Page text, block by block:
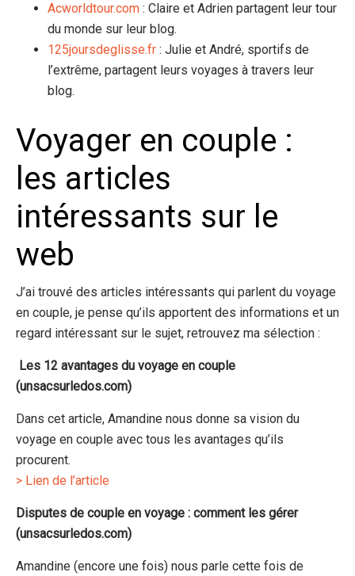
Acworldtour.com : Claire et Adrien partagent leur tour
du monde sur leur blog.
125joursdeglisse.fr : Julie et André, sportifs de
l’extrême, partagent leurs voyages à travers leur
blog.
Voyager en couple :
les articles
intéressants sur le
web
J’ai trouvé des articles intéressants qui parlent du voyage
en couple, je pense qu’ils apportent des informations et un
regard intéressant sur le sujet, retrouvez ma sélection :
Les 12 avantages du voyage en couple
(unsacsurledos.com)
Dans cet article, Amandine nous donne sa vision du
voyage en couple avec tous les avantages qu’ils
procurent.
> Lien de l’article
Disputes de couple en voyage : comment les gérer
(unsacsurledos.com)
Amandine (encore une fois) nous parle cette fois de